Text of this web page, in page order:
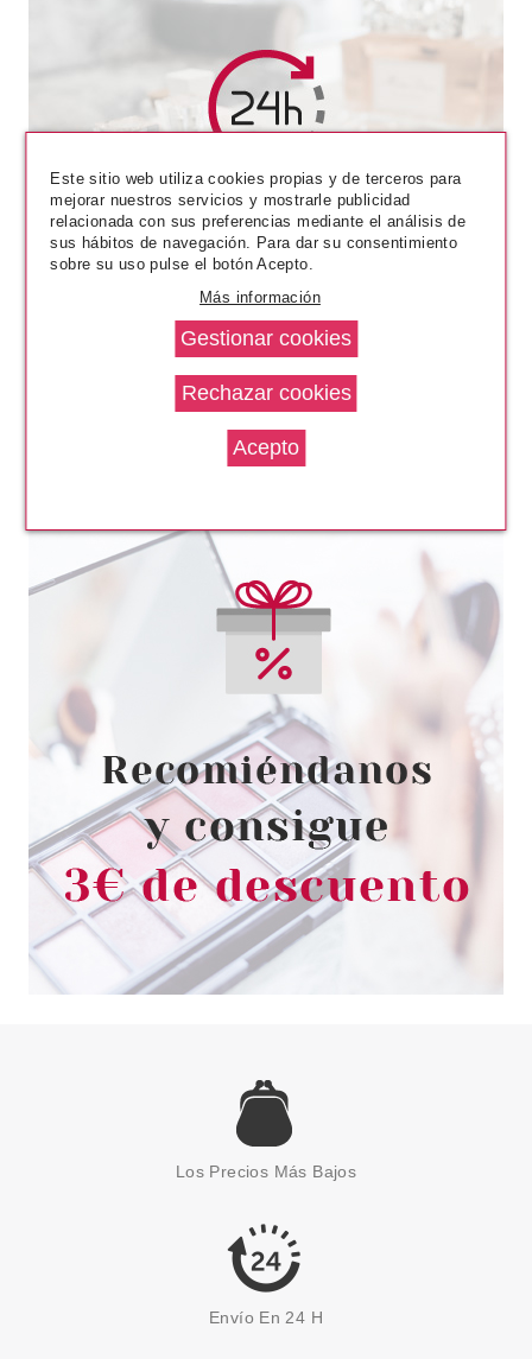
ANNE MOLLER
ANNE MOLLER STIMULAGE
YOUTH BLOOMING SERUM
REVELADOR DE JUVENTUD 30
ML
Pvr 48.00€
-41%
desde
28.35€
SKEYNDOR
SKEYNDOR CORRECTIVE
RELLENO DE ARRUGAS
PROGRAMA PROFESSIONAL DE
CABINA
Pvr 180.00€
-36%
desde
115.50€
BABARIA
BABARIA BOTOX EFFECT
SERUM TOTAL LIFT 30 ML
6.28€
Los Precios Más Bajos
Envío En 24 H
Este sitio web utiliza cookies propias y de terceros para
mejorar nuestros servicios y mostrarle publicidad
relacionada con sus preferencias mediante el análisis de
sus hábitos de navegación. Para dar su consentimiento
sobre su uso pulse el botón Acepto.
Más información